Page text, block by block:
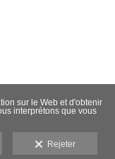
sur le Web et d'obtenir
interprétons que vous
Rejeter